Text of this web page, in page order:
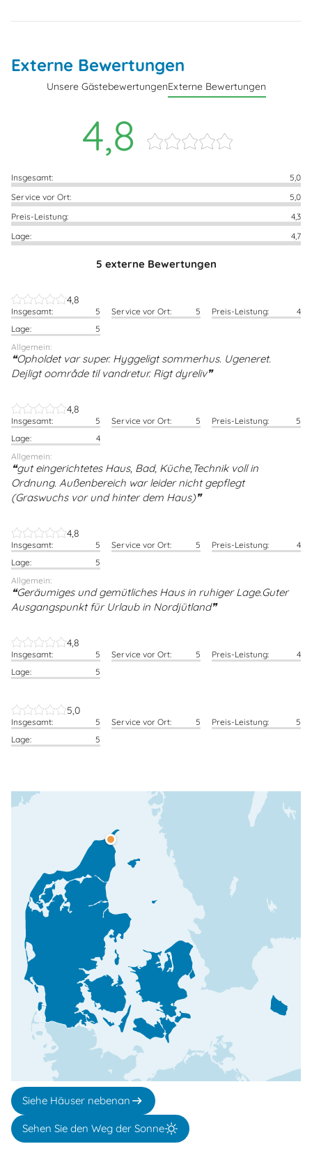
Externe Bewertungen
Unsere GästebewertungenExterne Bewertungen
4,8
Insgesamt:
5,0
Service vor Ort:
5,0
Preis-Leistung:
4,3
Lage:
4,7
5 externe Bewertungen
4,8
Insgesamt: 5 Service vor Ort: 5 Preis-Leistung:
4
Lage:
5
Allgemein:
Opholdet var super. Hyggeligt sommerhus. Ugeneret.
Dejligt oområde til vandretur. Rigt dyreliv
4,8
Insgesamt: 5 Service vor Ort: 5 Preis-Leistung:
5
Lage:
4
Allgemein:
gut eingerichtetes Haus, Bad, Küche,Technik voll in
Ordnung. Außenbereich war leider nicht gepflegt
(Graswuchs vor und hinter dem Haus)
4,8
Insgesamt: 5 Service vor Ort: 5 Preis-Leistung:
4
Lage:
5
Allgemein:
Geräumiges und gemütliches Haus in ruhiger Lage.Guter
Ausgangspunkt für Urlaub in Nordjütland
4,8
Insgesamt: 5 Service vor Ort: 5 Preis-Leistung:
4
Lage:
5
5,0
Insgesamt: 5 Service vor Ort: 5 Preis-Leistung:
5
Lage:
5
Siehe Häuser nebenan
Sehen Sie den Weg der Sonne